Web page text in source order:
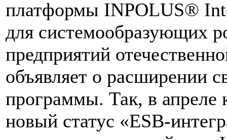
платформы INPOLUS®
для системообразующих
предприятий
объявляет о расширении
программы. Так, в апреле
новый статус «ESB-